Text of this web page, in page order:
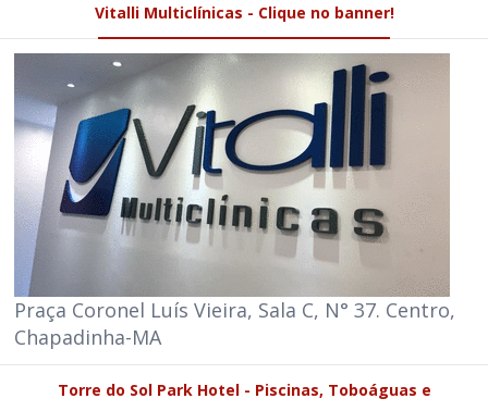
Vitalli Multiclínicas - Clique no banner!
Praça Coronel Luís Vieira, Sala C, N° 37. Centro,
Chapadinha-MA
Torre do Sol Park Hotel - Piscinas, Toboáguas e